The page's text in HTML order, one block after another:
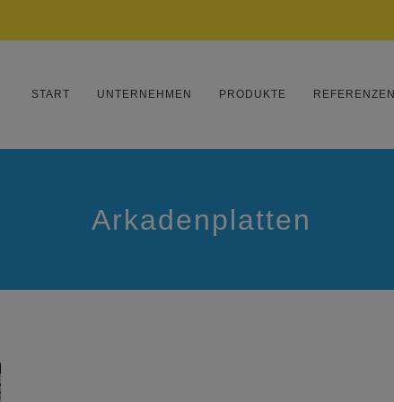
START UNTERNEHMEN PRODUKTE REFERENZEN
Arkadenplatten